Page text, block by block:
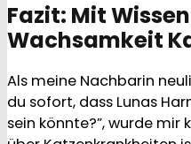
Fazit: Mit
Wachsamkeit
Als meine Nachbarin
du sofort, dass Lunas
sein könnte?”, wurde mir